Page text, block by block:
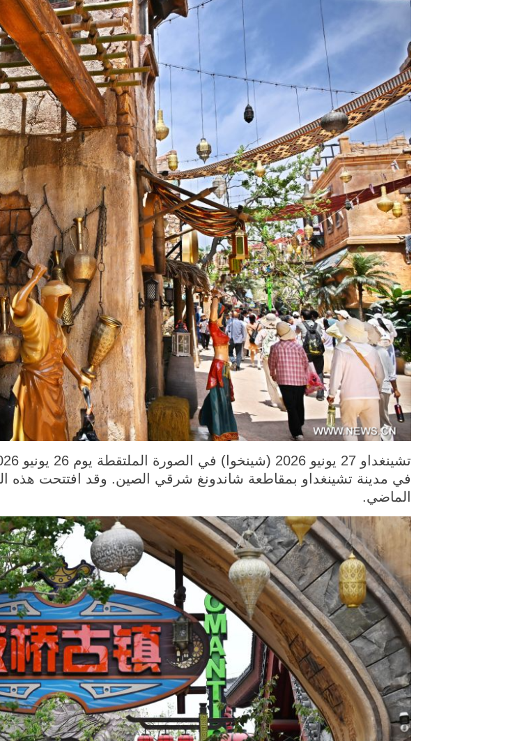
في مدينة تشينغداو بمقاطعة شاندونغ شرقي الصين. وقد افتتحت هذه
الماضي.